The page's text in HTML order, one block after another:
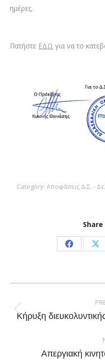
ημέρες.
Πατήστε ΕΔΩ για να το
Category: Αποφάσεις Δ.Σ. -
Share
Facebook
X
navigation
Κήρυξη
Απεργιακή